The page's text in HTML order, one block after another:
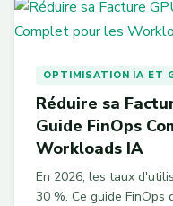
OPTIMISATION IA ET
Réduire sa
Guide FinOps
Workloads IA
En 2026, les taux
30 %. Ce guide